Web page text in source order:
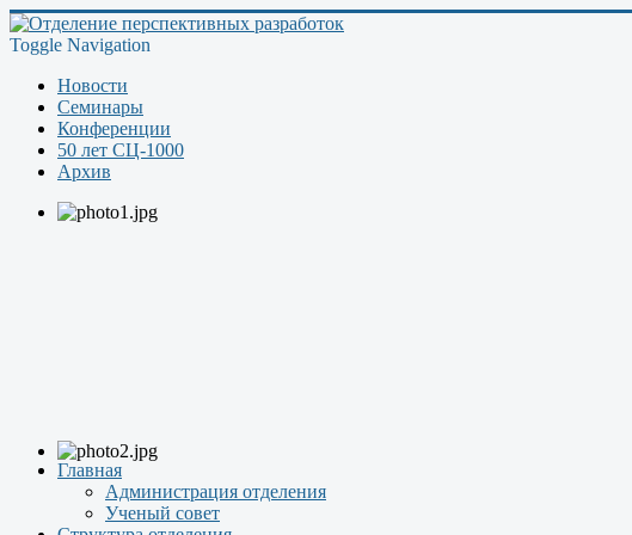
Toggle Navigation
Новости
Семинары
Конференции
50 лет СЦ-1000
Архив
Главная
Администрация отделения
Ученый совет